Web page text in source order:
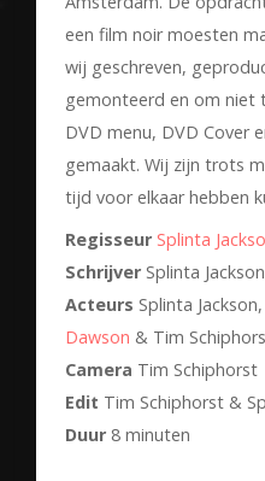
een film noir moesten
wij geschreven,
gemonteerd en om niet
DVD menu, DVD Cover
gemaakt. Wij zijn trots
tijd voor elkaar hebben
Regisseur Splinta
Schrijver Splinta Jackson
Acteurs Splinta Jackson,
Dawson & Tim
Camera Tim Schiphorst
Edit Tim Schiphorst &
Duur 8 minuten